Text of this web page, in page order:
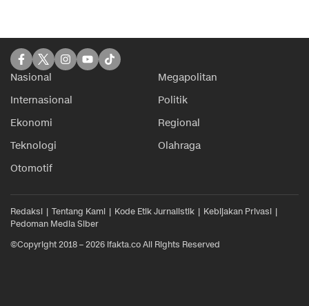
Nasional
Megapolitan
Internasional
Politik
Ekonomi
Regional
Teknologi
Olahraga
Otomotif
Redaksi Tentang Kami Kode Etik Jurnalistik
Kebijakan Privasi
Pedoman Media Siber
©Copyright 2018 – 2026 ifakta.co All Rights Reserved